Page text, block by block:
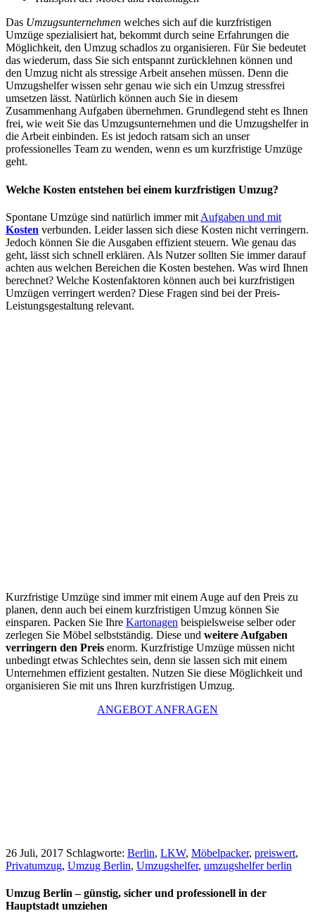
Das Umzugsunternehmen welches sich auf die kurzfristigen
Umzüge spezialisiert hat, bekommt durch seine Erfahrungen die
Möglichkeit, den Umzug schadlos zu organisieren. Für Sie bedeutet
das wiederum, dass Sie sich entspannt zurücklehnen können und
den Umzug nicht als stressige Arbeit ansehen müssen. Denn die
Umzugshelfer wissen sehr genau wie sich ein Umzug stressfrei
umsetzen lässt. Natürlich können auch Sie in diesem
Zusammenhang Aufgaben übernehmen. Grundlegend steht es Ihnen
frei, wie weit Sie das Umzugsunternehmen und die Umzugshelfer in
die Arbeit einbinden. Es ist jedoch ratsam sich an unser
professionelles Team zu wenden, wenn es um kurzfristige Umzüge
geht.
Welche Kosten entstehen bei einem kurzfristigen Umzug?
Spontane Umzüge sind natürlich immer mit Aufgaben und mit
Kosten verbunden. Leider lassen sich diese Kosten nicht verringern.
Jedoch können Sie die Ausgaben effizient steuern. Wie genau das
geht, lässt sich schnell erklären. Als Nutzer sollten Sie immer darauf
achten aus welchen Bereichen die Kosten bestehen. Was wird Ihnen
berechnet? Welche Kostenfaktoren können auch bei kurzfristigen
Umzügen verringert werden? Diese Fragen sind bei der Preis-
Leistungsgestaltung relevant.
Kurzfristige Umzüge sind immer mit einem Auge auf den Preis zu
planen, denn auch bei einem kurzfristigen Umzug können Sie
einsparen. Packen Sie Ihre Kartonagen beispielsweise selber oder
zerlegen Sie Möbel selbstständig. Diese und weitere Aufgaben
verringern den Preis enorm. Kurzfristige Umzüge müssen nicht
unbedingt etwas Schlechtes sein, denn sie lassen sich mit einem
Unternehmen effizient gestalten. Nutzen Sie diese Möglichkeit und
organisieren Sie mit uns Ihren kurzfristigen Umzug.
ANGEBOT ANFRAGEN
26 Juli, 2017 Schlagworte: Berlin, LKW, Möbelpacker, preiswert,
Privatumzug, Umzug Berlin, Umzugshelfer, umzugshelfer berlin
Umzug Berlin – günstig, sicher und professionell in der
Hauptstadt umziehen